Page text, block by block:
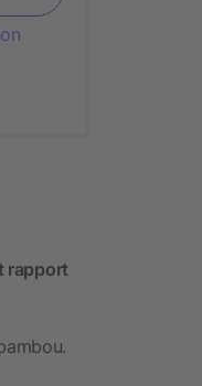
rapport